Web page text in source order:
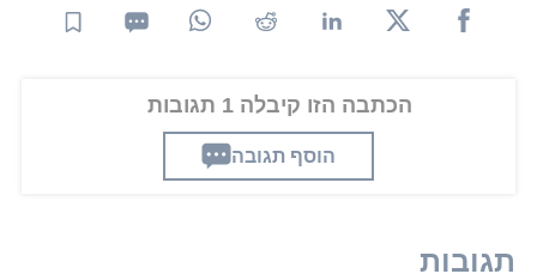
הכתבה הזו קיבלה 1 תגובות
הוסף תגובה
תגובות